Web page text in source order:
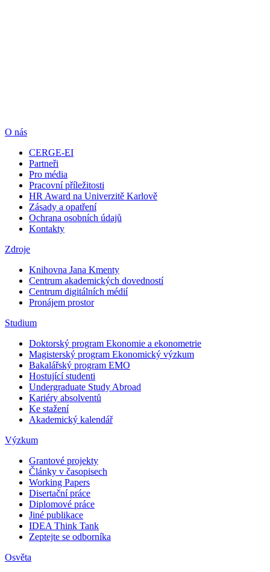
O nás
CERGE-EI
Partneři
Pro média
Pracovní příležitosti
HR Award na Univerzitě Karlově
Zásady a opatření
Ochrana osobních údajů
Kontakty
Zdroje
Knihovna Jana Kmenty
Centrum akademických dovedností
Centrum digitálních médií
Pronájem prostor
Studium
Doktorský program Ekonomie a ekonometrie
Magisterský program Ekonomický výzkum
Bakalářský program EMO
Hostující studenti
Undergraduate Study Abroad
Kariéry absolventů
Ke stažení
Akademický kalendář
Výzkum
Grantové projekty
Články v časopisech
Working Papers
Disertační práce
Diplomové práce
Jiné publikace
IDEA Think Tank
Zeptejte se odborníka
Osvěta